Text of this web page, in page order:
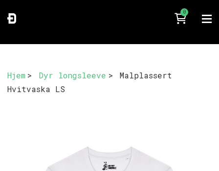
0
Hjem > Dyr longsleeve >
Malplassert
Hvitvaska LS